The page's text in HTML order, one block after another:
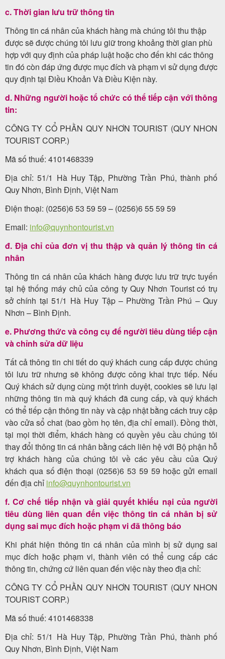
du
lịch
Về
Quy
Nhơn
Tourist
Cảm
khách
hàng
Tuyển
dụng
Liên
hệ
c. Thời gian lưu trữ thông tin
Thông tin cá nhân của khách hàng mà chúng tôi thu thập
được sẽ được chúng tôi lưu giữ trong khoảng thời gian phù
hợp với quy định của pháp luật hoặc cho đến khi các thông
tin đó còn đáp ứng được mục đích và phạm vi sử dụng được
quy định tại Điều Khoản Và Điều Kiện này.
d. Những người hoặc tổ chức có thể tiếp cận với thông
tin:
CÔNG TY CỔ PHẦN QUY NHƠN TOURIST (QUY NHON
TOURIST CORP.)
Mã số thuế: 4101468339
Địa chỉ: 51/1 Hà Huy Tập, Phường Trần Phú, thành phố
Quy Nhơn, Bình Định, Việt Nam
Điện thoại: (0256)6 53 59 59 – (0256)6 55 59 59
Email: info@quynhontourist.vn
đ. Địa chỉ của đơn vị thu thập và quản lý thông tin cá
nhân
Thông tin cá nhân của khách hàng được lưu trữ trực tuyến
tại hệ thống máy chủ của công ty Quy Nhơn Tourist có trụ
sở chính tại 51/1 Hà Huy Tập – Phường Trần Phú – Quy
Nhơn – Bình Định.
e. Phương thức và công cụ để người tiêu dùng tiếp cận
và chỉnh sửa dữ liệu
Tất cả thông tin chi tiết do quý khách cung cấp được chúng
tôi lưu trữ nhưng sẽ không được công khai trực tiếp. Nếu
Quý khách sử dụng cùng một trình duyệt, cookies sẽ lưu lại
những thông tin mà quý khách đã cung cấp, và quý khách
có thể tiếp cận thông tin này và cập nhật bằng cách truy cập
vào cửa sổ chat (bao gồm họ tên, địa chỉ email). Đồng thời,
tại mọi thời điểm, khách hàng có quyền yêu cầu chúng tôi
thay đổi thông tin cá nhân bằng cách liên hệ với Bộ phận hỗ
trợ khách hàng của chúng tôi về các yêu cầu của Quý
khách qua số điện thoại (0256)6 53 59 59 hoặc gửi email
đến địa chỉ info@quynhontourist.vn
f. Cơ chế tiếp nhận và giải quyết khiếu nại của người
tiêu dùng liên quan đến việc thông tin cá nhân bị sử
dụng sai mục đích hoặc phạm vi đã thông báo
Khi phát hiện thông tin cá nhân của mình bị sử dụng sai
mục đích hoặc phạm vi, thành viên có thể cung cấp các
thông tin, chứng cứ liên quan đến việc này theo địa chỉ:
CÔNG TY CỔ PHẦN QUY NHƠN TOURIST (QUY NHON
TOURIST CORP.)
Mã số thuế: 4101468338
Địa chỉ: 51/1 Hà Huy Tập, Phường Trần Phú, thành phố
Quy Nhơn, Bình Định, Việt Nam